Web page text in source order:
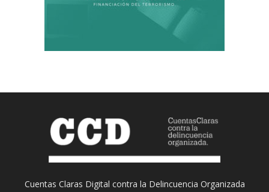
Cuentas Claras Digital contra la Delincuencia Organizada